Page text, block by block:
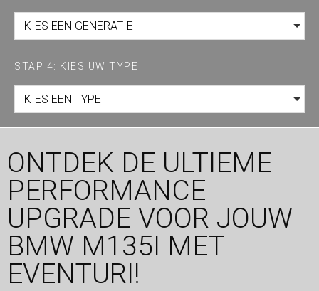
KIES EEN GENERATIE
STAP 4: KIES UW TYPE
KIES EEN TYPE
ONTDEK DE ULTIEME
PERFORMANCE
UPGRADE VOOR JOUW
BMW M135I MET
EVENTURI!